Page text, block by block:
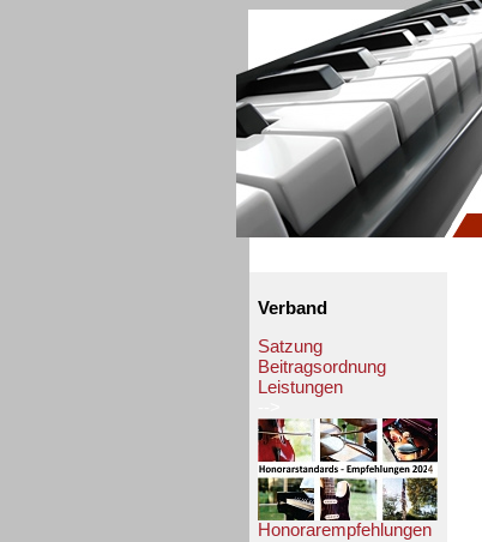
Verband
Satzung
Beitragsordnung
Leistungen
Honorarempfehlungen